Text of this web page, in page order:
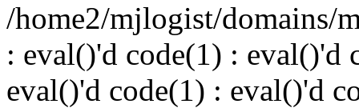
/home2/mjlogist/domains/
: eval()'d code(1) : eval()'d
eval()'d code(1) : eval()'d